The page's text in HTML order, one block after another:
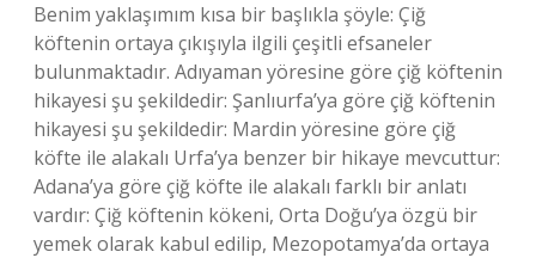
Benim yaklaşımım kısa bir başlıkla şöyle: Çiğ
köftenin ortaya çıkışıyla ilgili çeşitli efsaneler
bulunmaktadır. Adıyaman yöresine göre çiğ köftenin
hikayesi şu şekildedir: Şanlıurfa’ya göre çiğ köftenin
hikayesi şu şekildedir: Mardin yöresine göre çiğ
köfte ile alakalı Urfa’ya benzer bir hikaye mevcuttur:
Adana’ya göre çiğ köfte ile alakalı farklı bir anlatı
vardır: Çiğ köftenin kökeni, Orta Doğu’ya özgü bir
yemek olarak kabul edilip, Mezopotamya’da ortaya